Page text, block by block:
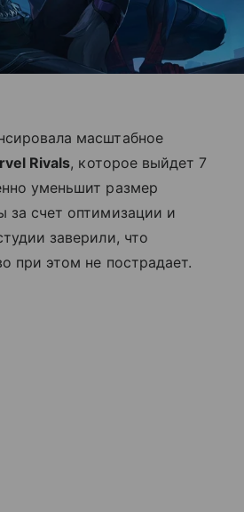
масштабное
Rivals, которое выйдет 7
уменьшит размер
за счет оптимизации и
заверили, что
при этом не пострадает.